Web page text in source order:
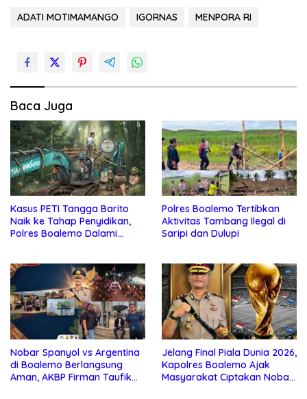
ADATI MOTIMAMANGO IGORNAS MENPORA RI
Baca Juga
Kasus PETI Tangga Barito
Naik ke Tahap Penyidikan,
Polres Boalemo Dalami
Polres Boalemo Tertibkan
Aktivitas Tambang Ilegal di
Saripi dan Dulupi
Nobar Spanyol vs Argentina
di Boalemo Berlangsung
Aman, AKBP Firman Taufik
Jelang Final Piala Dunia 2026,
Kapolres Boalemo Ajak
Masyarakat Ciptakan Nobar